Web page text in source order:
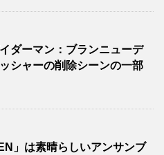
ダーマン：ブランニューデ
シャーの削除シーンの一部
」は素晴らしいアンサンブ